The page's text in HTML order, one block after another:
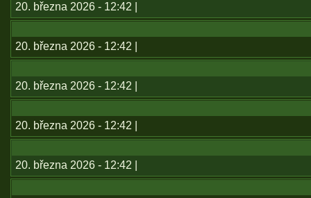
20. března 2026 - 12:42 |
20. března 2026 - 12:42 |
20. března 2026 - 12:42 |
20. března 2026 - 12:42 |
20. března 2026 - 12:42 |